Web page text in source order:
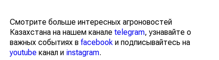
Смотрите больше интересных агроновостей
Казахстана на нашем канале telegram, узнавайте о
важных событиях в facebook и подписывайтесь на
youtube канал и instagram.